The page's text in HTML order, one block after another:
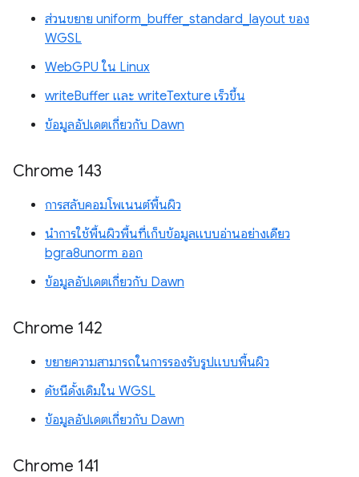
ส่วนขยาย uniform_buffer_standard_layout ของ
WGSL
WebGPU ใน Linux
writeBuffer และ writeTexture เร็วขึ้น
ข้อมูลอัปเดตเกี่ยวกับ Dawn
Chrome 143
การสลับคอมโพเนนต์พื้นผิว
นำการใช้พื้นผิวพื้นที่เก็บข้อมูลแบบอ่านอย่างเดียว
bgra8unorm ออก
ข้อมูลอัปเดตเกี่ยวกับ Dawn
Chrome 142
ขยายความสามารถในการรองรับรูปแบบพื้นผิว
ดัชนีดั้งเดิมใน WGSL
ข้อมูลอัปเดตเกี่ยวกับ Dawn
Chrome 141